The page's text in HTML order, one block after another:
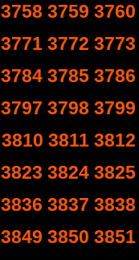
3758 3759 3760
3771 3772 3773
3784 3785 3786
3797 3798 3799
3810 3811 3812
3823 3824 3825
3836 3837 3838
3849 3850 3851